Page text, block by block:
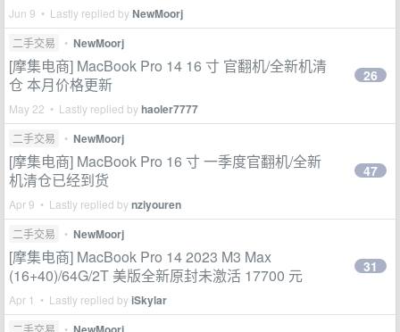
Jun 9 • Lastly replied byNewMoorj
二手交易 • NewMoorj
[摩集电商] MacBook Pro 14 16 寸 官翻机/全新机清
仓 本月价格更新
May 22 • Lastly replied byhaoler7777
26
二手交易 • NewMoorj
[摩集电商] MacBook Pro 16 寸 一季度官翻机/全新
机清仓已经到货
Apr 9 • Lastly replied bynziyouren
47
二手交易 • NewMoorj
[摩集电商] MacBook Pro 14 2023 M3 Max
(16+40)/64G/2T 美版全新原封未激活 17700 元
Apr 1 • Lastly replied byiSkylar
31
二手交易 •